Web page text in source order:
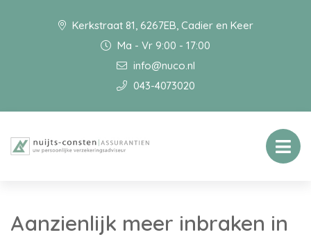
Kerkstraat 81, 6267EB, Cadier en Keer
Ma - Vr 9:00 - 17:00
info@nuco.nl
043-4073020
Aanzienlijk meer inbraken in